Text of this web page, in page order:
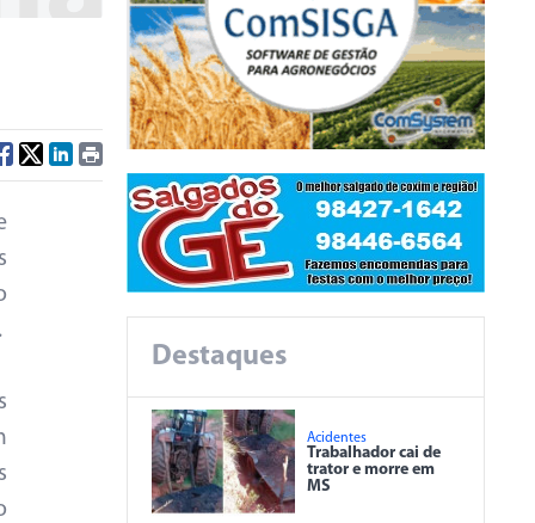
Destaques
Acidentes
Trabalhador cai de
trator e morre em
MS